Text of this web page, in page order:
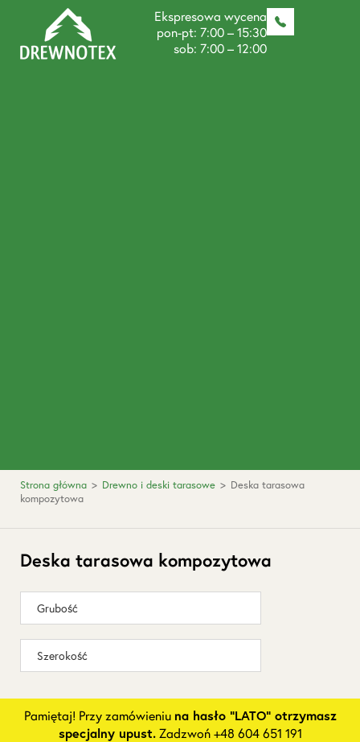
Ekspresowa wycena
pon-pt: 7:00 – 15:30
sob: 7:00 – 12:00
Strona główna > Drewno i deski tarasowe > Deska tarasowa
kompozytowa
Deska tarasowa kompozytowa
Grubość
Szerokość
Pamiętaj! Przy zamówieniu na hasło "LATO" otrzymasz
specjalny upust.Zadzwoń +48 604 651 191